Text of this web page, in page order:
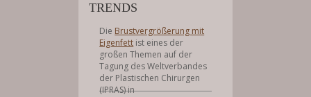
TRENDS
Die Brustvergrößerung mit
Eigenfett ist eines der
großen Themen auf der
Tagung des Weltverbandes
der Plastischen Chirurgen
(IPRAS) in